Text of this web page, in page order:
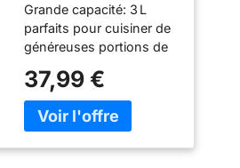
Température
Réglable jusqu’à
190°C, Zone Froide,
Pièces Lavables
Lave-Vaisselle,
Parois Froides, FR-
9326, Noir
Grande capacité: 3 L
parfaits pour cuisiner de
généreuses portions de
pour toute la famille
Chauffe rapide:
Puissance de 2000 W
37,99 €